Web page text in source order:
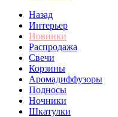
Назад
Интерьер
Новинки
Распродажа
Свечи
Корзины
Аромадиффузоры
Подносы
Ночники
Шкатулки